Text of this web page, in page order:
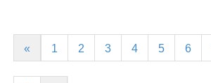
« 1 2 3 4 5 6